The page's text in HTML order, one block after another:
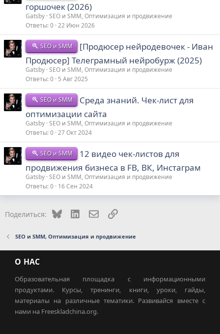
горшочек (2026)
Gatsby SEO и SMM, Оптимизация и продвижение
Ответы 0 22 Июн 2026
SEO и SMM
[Продюсер нейродевочек - Иван
Продюсер] Телеграмный нейробурж (2025)
Gatsby SEO и SMM, Оптимизация и продвижение
Ответы 0 5 Авг 2025
SEO и SMM
Среда знаний. Чек-лист для
оптимизации сайта
Gatsby SEO и SMM, Оптимизация и продвижение
Ответы 0 27 Окт 2024
SEO и SMM
12 видео чек-листов для
продвижения бизнеса в FB, ВК, Инстаграм
Gatsby SEO и SMM, Оптимизация и продвижение
Ответы 0 16 Сен 2024
Поделиться: Bluesky LinkedInЭлектронная почта
Ссылка
SEO и SMM, Оптимизация и продвижение
О НАС
Образовательная площадка с информационными
продуктами. Курсы, тренинги, книги, уроки, гайды,
материалы на различные тематики. Развивайся вместе с
нами на Freeskladchina.org.